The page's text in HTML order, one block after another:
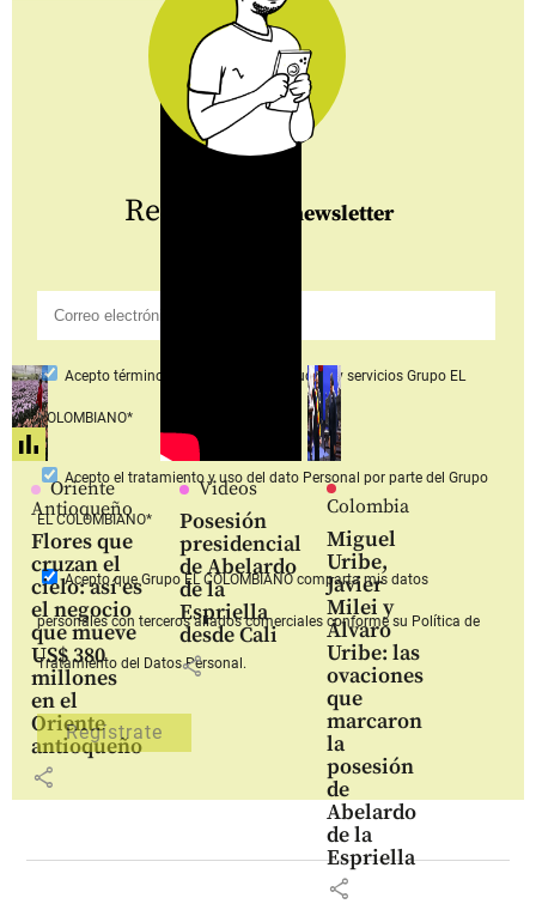
Oriente
Antioqueño
Flores que
cruzan el
cielo: así es
el negocio
que mueve
US$ 380
millones
en el
Oriente
antioqueño
share
Videos
Posesión
presidencial
de Abelardo
de la
Espriella
desde Cali
share
Colombia
Miguel
Uribe,
Javier
Milei y
Álvaro
Uribe: las
ovaciones
que
marcaron
la
posesión
de
Abelardo
de la
Espriella
share
Regístrate al newsletter
Aceptotérminos y condiciones productos y serviciosGrupo EL
COLOMBIANO*
Acepto el tratamiento y uso del dato Personal por parte del Grupo
EL COLOMBIANO*
Acepto que Grupo EL COLOMBIANOcomparta mis datos
personales con terceros aliados comerciales conforme su Política de
Tratamiento del Datos Personal.